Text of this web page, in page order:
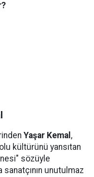
Yaşar Kemal ,
kültürünü yansıtan
sözüyle
sanatçının unutulmaz